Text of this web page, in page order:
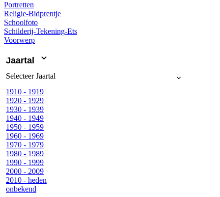
Portretten
Religie-Bidprentje
Schoolfoto
Schilderij-Tekening-Ets
Voorwerp
Jaartal
SelecteerJaartal
1910 - 1919
1920 - 1929
1930 - 1939
1940 - 1949
1950 - 1959
1960 - 1969
1970 - 1979
1980 - 1989
1990 - 1999
2000 - 2009
2010 - heden
onbekend